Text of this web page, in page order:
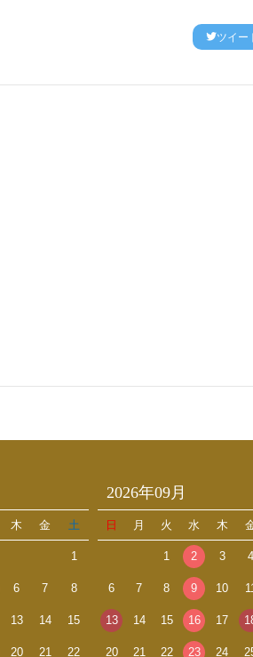
ツイー
木 金 土
1
6 7 8
13 14 15
20 21 22
2026年09月
日 月 火 水 木
1 2 3 4
6 7 8 9 10
13 14 15 16 17
20 21 22 23 24